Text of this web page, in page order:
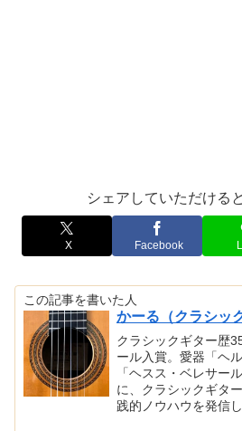
シェアしていただける
X Facebook
この記事を書いた人
かーる（クラシッ
クラシックギター歴
ール入賞。愛器「ヘ
「ヘスス・ベレサー
に、クラシックギタ
践的ノウハウを発信し